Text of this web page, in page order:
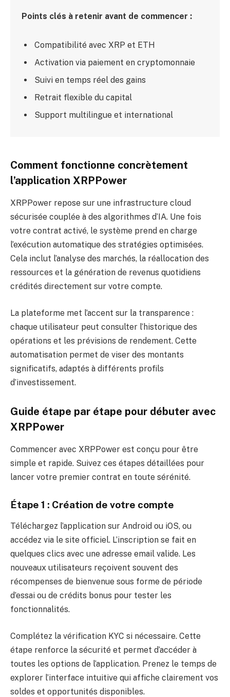
Points clés à retenir avant de commencer :
Compatibilité avec XRP et ETH
Activation via paiement en cryptomonnaie
Suivi en temps réel des gains
Retrait flexible du capital
Support multilingue et international
Comment fonctionne concrètement
l’application XRPPower
XRPPower repose sur une infrastructure cloud
sécurisée couplée à des algorithmes d’IA. Une fois
votre contrat activé, le système prend en charge
l’exécution automatique des stratégies optimisées.
Cela inclut l’analyse des marchés, la réallocation des
ressources et la génération de revenus quotidiens
crédités directement sur votre compte.
La plateforme met l’accent sur la transparence :
chaque utilisateur peut consulter l’historique des
opérations et les prévisions de rendement. Cette
automatisation permet de viser des montants
significatifs, adaptés à différents profils
d’investissement.
Guide étape par étape pour débuter avec
XRPPower
Commencer avec XRPPower est conçu pour être
simple et rapide. Suivez ces étapes détaillées pour
lancer votre premier contrat en toute sérénité.
Étape 1 : Création de votre compte
Téléchargez l’application sur Android ou iOS, ou
accédez via le site officiel. L’inscription se fait en
quelques clics avec une adresse email valide. Les
nouveaux utilisateurs reçoivent souvent des
récompenses de bienvenue sous forme de période
d’essai ou de crédits bonus pour tester les
fonctionnalités.
Complétez la vérification KYC si nécessaire. Cette
étape renforce la sécurité et permet d’accéder à
toutes les options de l’application. Prenez le temps de
explorer l’interface intuitive qui affiche clairement vos
soldes et opportunités disponibles.